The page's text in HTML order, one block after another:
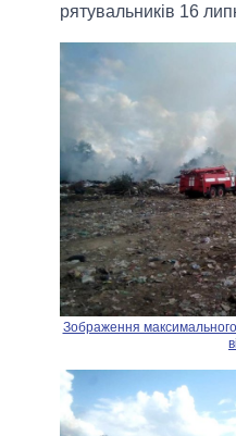
рятувальників 16
Зображення максимального